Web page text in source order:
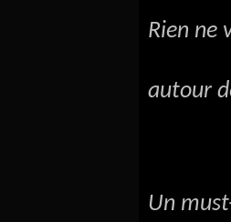
Rien ne
autour
Un